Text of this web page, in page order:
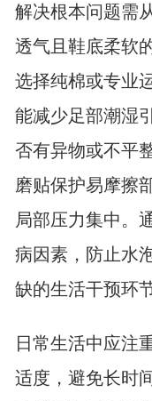
解决根本问题需
透气且鞋底柔软
选择纯棉或专业
能减少足部潮湿
否有异物或不平
磨贴保护易摩擦
局部压力集中。
病因素，防止水
缺的生活干预环节
日常生活中应注
适度，避免长时